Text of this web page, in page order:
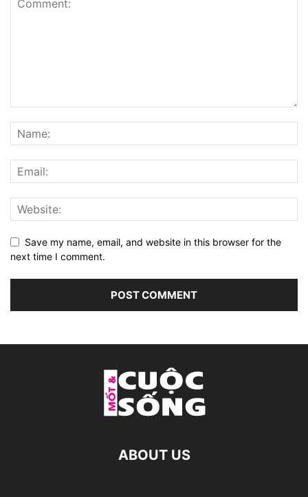
Save my name, email, and website in this browser for the
next time I comment.
ABOUT US